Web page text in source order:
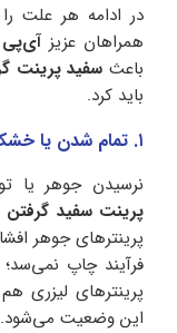
در ادامه هر علت
همراهان عزیز
باعث سفید پرینت
باید کرد.
۱. تمام شدن یا خشک شدن جوهر و تونر
نرسیدن جوهر یا
پرینت سفید گرفتن
پرینترهای جوهر
فرآیند چاپ نمی‌سد؛
پرینترهای لیزری
این وضعیت می‌شود.